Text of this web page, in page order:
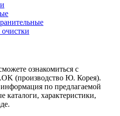
ознакомиться с
(производство Ю. Корея).
по предлагаемой
каталоги, характеристики,